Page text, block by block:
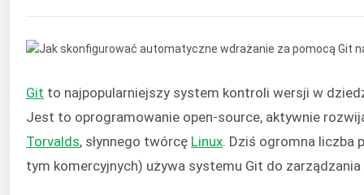
Git to najpopularniejszy system kontroli wersji w
Jest to oprogramowanie open-source, aktywnie
Torvalds, słynnego twórcę Linux . Dziś ogromna
tym komercyjnych) używa systemu Git do